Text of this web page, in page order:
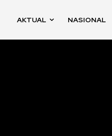
AKTUAL NASIONAL